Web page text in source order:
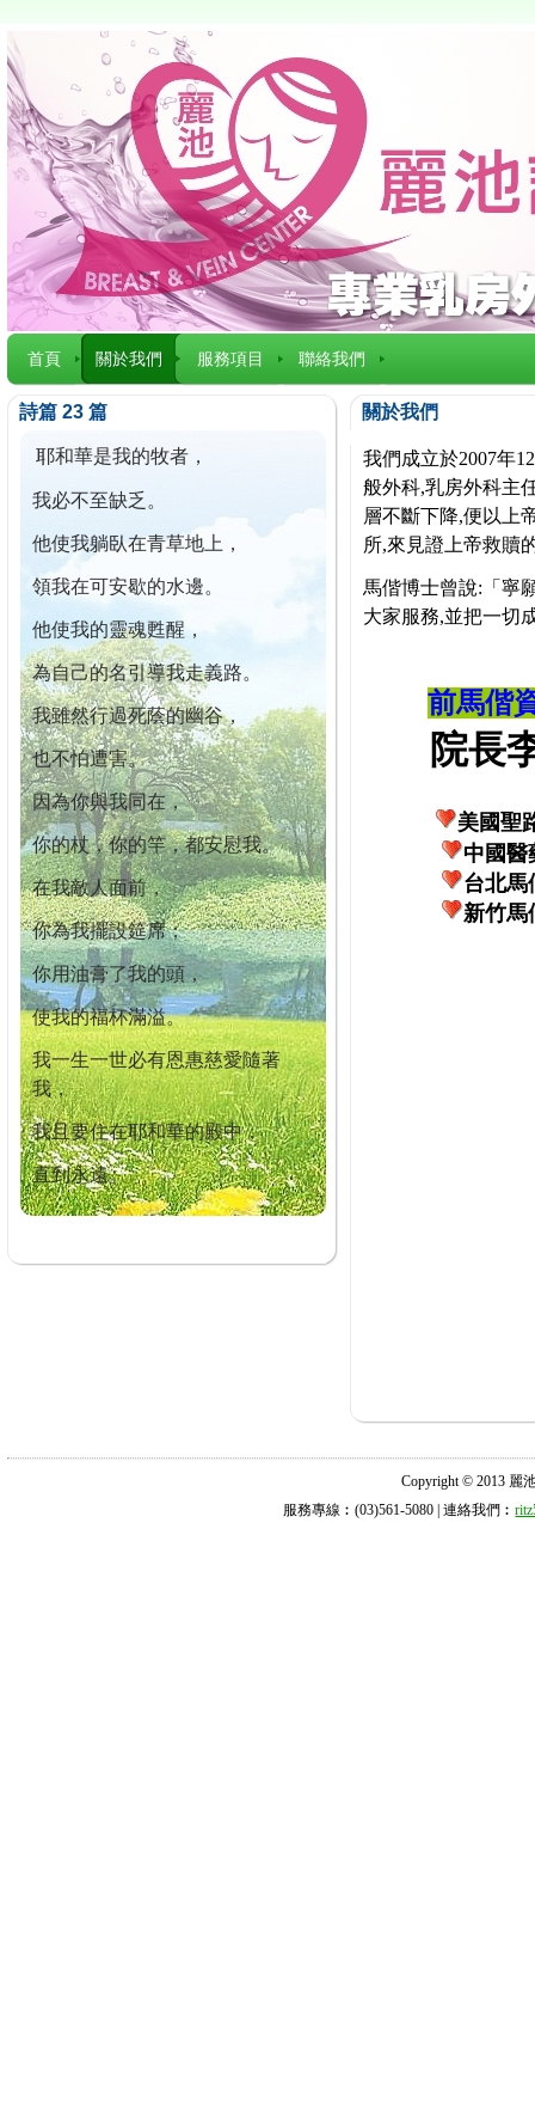
首頁 關於我們 服務項目 聯絡我們
詩篇 23 篇
耶和華是我的牧者，
我必不至缺乏。
他使我躺臥在青草地上，
領我在可安歇的水邊。
他使我的靈魂甦醒，
為自己的名引導我走義路。
我雖然行過死蔭的幽谷，
也不怕遭害。
因為你與我同在，
你的杖，你的竿，都安慰我。
在我敵人面前，
你為我擺設筵席；
你用油膏了我的頭，
使我的福杯滿溢。
我一生一世必有恩惠慈愛隨著
我，
我且要住在耶和華的殿中，
直到永遠。
關於我們
我們成立於2007年
般外科,乳房外科主
層不斷下降,便以上
所,來見證上帝救贖
馬偕博士曾說:「寧
大家服務,並把一切
前馬偕
院長李
美國聖
中國醫
台北馬
新竹馬
Copyright © 2013 麗
服務專線︰(03)561-5080 | 連絡我們︰